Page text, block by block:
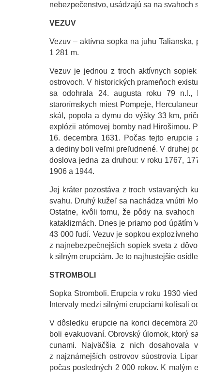
nebezpečenstvo, usádzajú sa na svahoch
VEZUV
Vezuv – aktívna sopka na juhu
1 281 m.
Vezuv je jednou z troch aktívnych
ostrovoch. V historických prameňoch
sa odohrala 24. augusta roku 79 n.l.,
starorímskych miest Pompeje,
skál, popola a dymu do výšky 33 km,
explózii atómovej bomby nad Hirošimou.
16. decembra 1631. Počas tejto
a dediny boli veľmi preľudnené. V druhej
doslova jedna za druhou: v roku 1767,
1906 a 1944.
Jej kráter pozostáva z troch vstavaných
svahu. Druhý kužeľ sa nachádza vnútri
Ostatne, kvôli tomu, že pôdy na
kataklizmách. Dnes je priamo pod úpätím
43 000 ľudí. Vezuv je sopkou
z najnebezpečnejších sopiek sveta z
k silným erupciám. Je to najhustejšie
STROMBOLI
Sopka Stromboli. Erupcia v roku 1930
Intervaly medzi silnými erupciami kolísali
V dôsledku erupcie na konci decembra
boli evakuovaní. Obrovský úlomok, ktorý
cunami. Najväčšia z nich dosahovala
z najznámejších ostrovov súostrovia
počas posledných 2 000 rokov. K malým